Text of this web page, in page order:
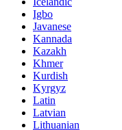
Igbo
Javanese
Kannada
Kazakh
Khmer
Kurdish
Kyrgyz
Latin
Latvian
Lithuanian